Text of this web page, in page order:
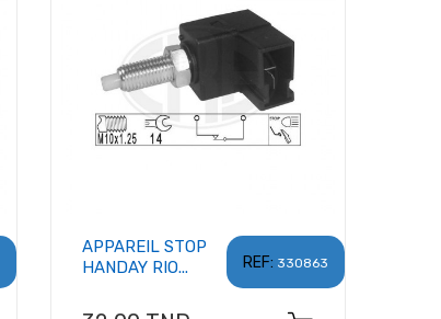
REF: 330863
APPAREIL STOP
HANDAY RIO...